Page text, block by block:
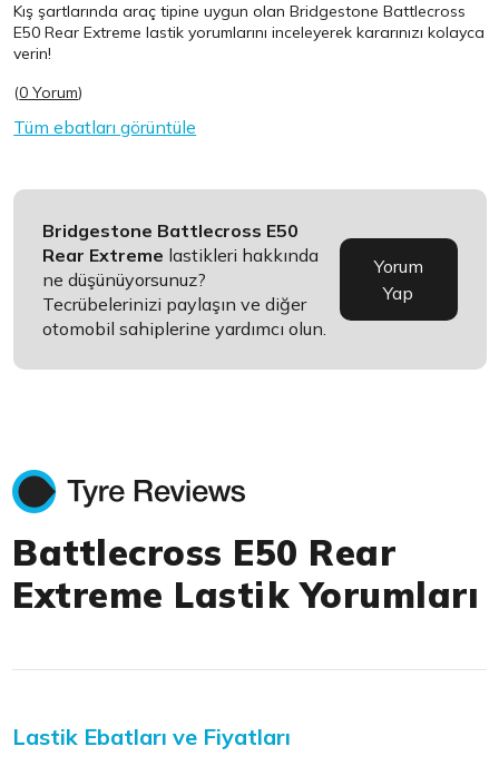
Kış şartlarında araç tipine uygun olanBridgestone Battlecross
E50 Rear Extreme lastik yorumlarını inceleyerek kararınızı kolayca
verin!
(0 Yorum)
Tüm ebatları görüntüle
Bridgestone Battlecross E50
Rear Extreme lastikleri hakkında
ne düşünüyorsunuz?
Tecrübelerinizi paylaşın ve diğer
otomobil sahiplerine yardımcı olun.
Yorum
Yap
Battlecross E50 Rear
Extreme Lastik Yorumları
Lastik Ebatları ve Fiyatları